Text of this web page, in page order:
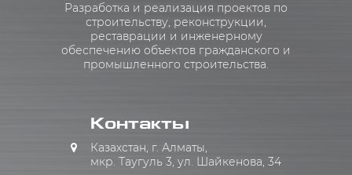
Разработка и реализация проектов по
строительству, реконструкции,
реставрации и инженерному
обеспечению объектов гражданского и
промышленного строительства.
Контакты
Казахстан, г. Алматы,
мкр. Таугуль 3, ул. Шайкенова, 34